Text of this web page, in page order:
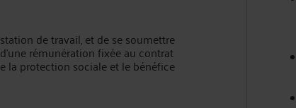
de travail, et de se soumettre
rémunération fixée au contrat
la protection sociale et le bénéfice